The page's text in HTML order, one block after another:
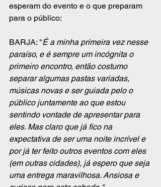
esperam do evento e o que preparam
para o público:
BARJA: "É a minha primeira vez nesse
paraíso, e é sempre um incógnita o
primeiro encontro, então costumo
separar algumas pastas variadas,
músicas novas e ser guiada pelo o
público juntamente ao que estou
sentindo vontade de apresentar para
eles. Mas claro que já fico na
expectativa de ser uma noite incrível e
por já ter feito outros eventos com eles
(em outras cidades), já espero que seja
uma entrega maravilhosa. Ansiosa e